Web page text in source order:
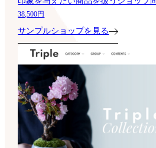
38,500円
サンプルショップを見る